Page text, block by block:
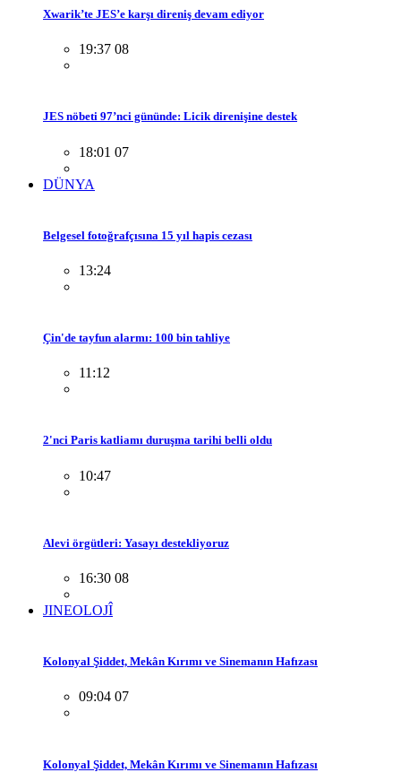
Xwarik’te JES’e karşı direniş devam ediyor
19:37 08
JES nöbeti 97’nci gününde: Licik direnişine destek
18:01 07
DÜNYA
Belgesel fotoğrafçısına 15 yıl hapis cezası
13:24
Çin'de tayfun alarmı: 100 bin tahliye
11:12
2'nci Paris katliamı duruşma tarihi belli oldu
10:47
Alevi örgütleri: Yasayı destekliyoruz
16:30 08
JINEOLOJÎ
Kolonyal Şiddet, Mekân Kırımı ve Sinemanın Hafızası
09:04 07
Kolonyal Şiddet, Mekân Kırımı ve Sinemanın Hafızası